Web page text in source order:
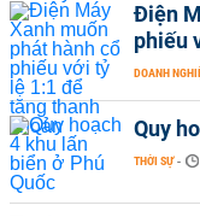
Điện
phiếu
DOANH
Quy
THỜI SỰ -